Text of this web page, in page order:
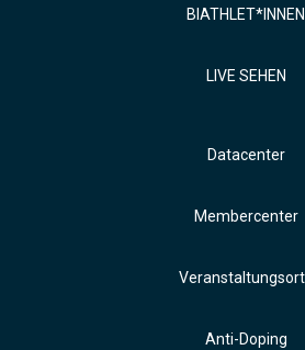
BIATHLET*INNEN
LIVE SEHEN
Datacenter
Membercenter
Anti-Doping